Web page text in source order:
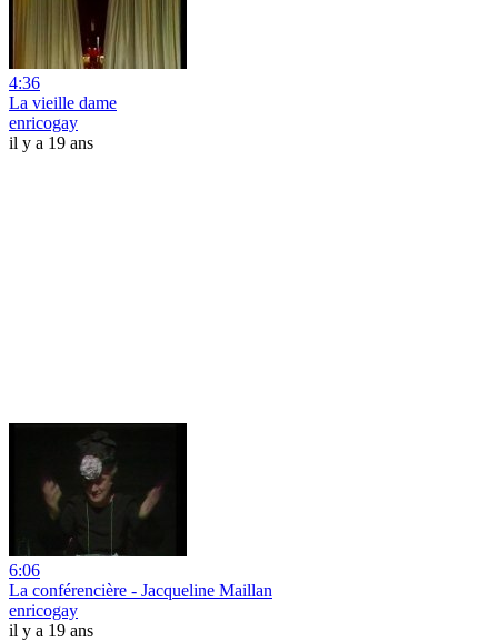
4:36
La vieille dame
enricogay
il y a 19 ans
6:06
La conférencière - Jacqueline Maillan
enricogay
il y a 19 ans